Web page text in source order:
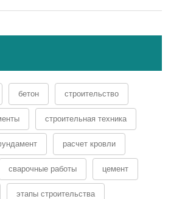
бетон строительство
строительная техника
расчет кровли
сварочные работы цемент
этапы строительства